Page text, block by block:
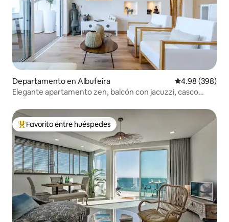
Departamento en Albufeira Calificación
4.98 (398)
Elegante apartamento zen, balcón con jacuzzi, casco
De los mejores en Favorito entre huéspedes
Favorito entre huéspedes